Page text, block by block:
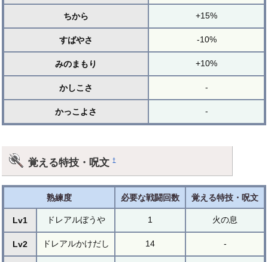
ちから +15%
すばやさ -10%
みのまもり +10%
かしこさ -
かっこよさ -
覚える特技・呪文†
熟練度 必要な戦闘回数 覚える特技・呪文
Lv1 ドレアルぼうや 1 火の息
Lv2 ドレアルかけだし 14 -